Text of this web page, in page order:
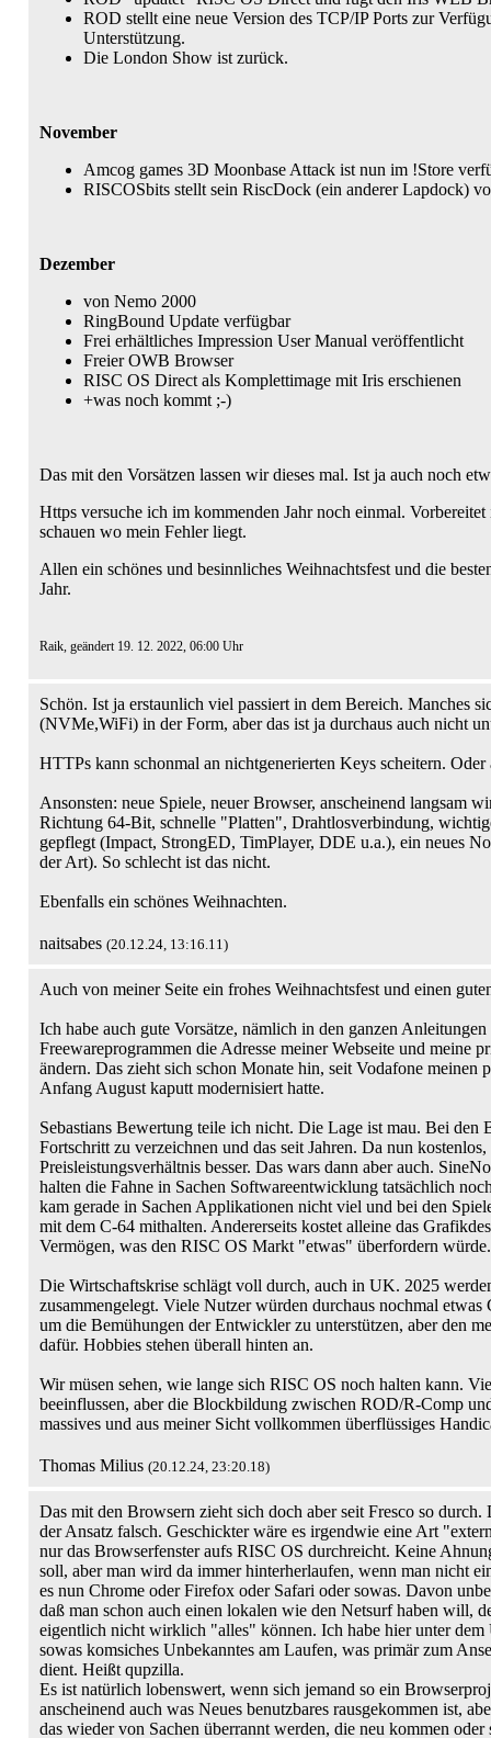
ROD stellt eine neue Version des TCP/IP Ports zur
Unterstützung.
Die London Show ist zurück.
November
Amcog games 3D Moonbase Attack ist nun im !Store
RISCOSbits stellt sein RiscDock (ein anderer Lapdock)
Dezember
von Nemo 2000
RingBound Update verfügbar
Frei erhältliches Impression User Manual veröffentlicht
Freier OWB Browser
RISC OS Direct als Komplettimage mit Iris erschienen
+was noch kommt ;-)
Das mit den Vorsätzen lassen wir dieses mal. Ist ja auch noch
Https versuche ich im kommenden Jahr noch einmal. Vorbereitet
schauen wo mein Fehler liegt.
Allen ein schönes und besinnliches Weihnachtsfest und die
Jahr.
Raik, geändert 19. 12. 2022, 06:00 Uhr
Schön. Ist ja erstaunlich viel passiert in dem Bereich. Manches
(NVMe,WiFi) in der Form, aber das ist ja durchaus auch nicht
HTTPs kann schonmal an nichtgenerierten Keys scheitern. Oder
Ansonsten: neue Spiele, neuer Browser, anscheinend langsam
Richtung 64-Bit, schnelle "Platten", Drahtlosverbindung,
gepflegt (Impact, StrongED, TimPlayer, DDE u.a.), ein neues
der Art). So schlecht ist das nicht.
Ebenfalls ein schönes Weihnachten.
naitsabes (20.12.24, 13:16.11)
Auch von meiner Seite ein frohes Weihnachtsfest und einen
Ich habe auch gute Vorsätze, nämlich in den ganzen
Freewareprogrammen die Adresse meiner Webseite und meine
ändern. Das zieht sich schon Monate hin, seit Vodafone meinen
Anfang August kaputt modernisiert hatte.
Sebastians Bewertung teile ich nicht. Die Lage ist mau. Bei den
Fortschritt zu verzeichnen und das seit Jahren. Da nun kostenlos,
Preisleistungsverhältnis besser. Das wars dann aber auch.
halten die Fahne in Sachen Softwareentwicklung tatsächlich
kam gerade in Sachen Applikationen nicht viel und bei den
mit dem C-64 mithalten. Andererseits kostet alleine das
Vermögen, was den RISC OS Markt "etwas" überfordern würde.
Die Wirtschaftskrise schlägt voll durch, auch in UK. 2025
zusammengelegt. Viele Nutzer würden durchaus nochmal etwas
um die Bemühungen der Entwickler zu unterstützen, aber den
dafür. Hobbies stehen überall hinten an.
Wir müsen sehen, wie lange sich RISC OS noch halten kann.
beeinflussen, aber die Blockbildung zwischen ROD/R-Comp
massives und aus meiner Sicht vollkommen überflüssiges
Thomas Milius (20.12.24, 23:20.18)
Das mit den Browsern zieht sich doch aber seit Fresco so durch.
der Ansatz falsch. Geschickter wäre es irgendwie eine Art
nur das Browserfenster aufs RISC OS durchreicht. Keine
soll, aber man wird da immer hinterherlaufen, wenn man nicht
es nun Chrome oder Firefox oder Safari oder sowas. Davon
daß man schon auch einen lokalen wie den Netsurf haben will,
eigentlich nicht wirklich "alles" können. Ich habe hier unter
sowas komsiches Unbekanntes am Laufen, was primär zum
dient. Heißt qupzilla.
Es ist natürlich lobenswert, wenn sich jemand so ein
anscheinend auch was Neues benutzbares rausgekommen ist,
das wieder von Sachen überrannt werden, die neu kommen oder